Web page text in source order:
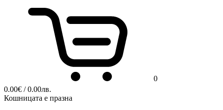
0
0.00€ / 0.00лв.
Кошницата е празна